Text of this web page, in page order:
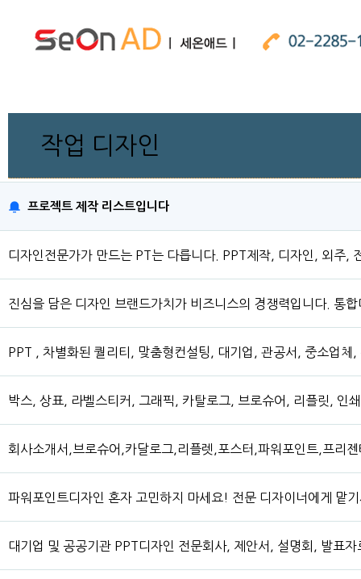
작업 디자인
프로젝트 제작 리스트입니다
디자인전문가가 만드는 PT는 다릅니다. PPT제작, 디자인, 외주,
진심을 담은 디자인 브랜드가치가 비즈니스의 경쟁력입니다. 통
PPT , 차별화된 퀄리티, 맞춤형컨설팅, 대기업, 관공서, 중소업체,
박스, 상표, 라벨스티커, 그래픽, 카탈로그, 브로슈어, 리플릿, 인
회사소개서,브로슈어,카달로그,리플렛,포스터,파워포인트,프리
파워포인트디자인 혼자 고민하지 마세요! 전문 디자이너에게 맡
대기업 및 공공기관 PPT디자인 전문회사, 제안서, 설명회, 발표자